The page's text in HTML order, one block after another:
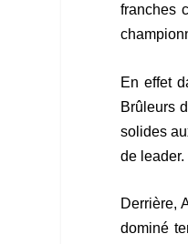
franches
En effet
Brûleurs
solides
de leader.
Derrière,
dominé